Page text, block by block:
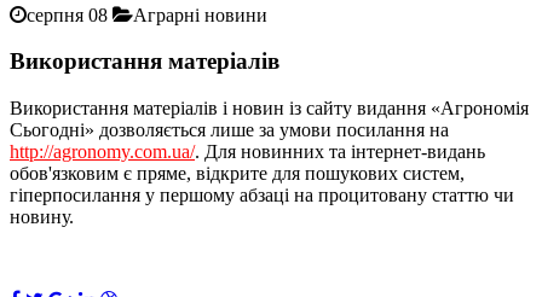
серпня 08 Аграрні новини
Використання матеріалів
Використання матеріалів і новин із сайту видання «Агрономія
Сьогодні» дозволяється лише за умови посилання на
http://agronomy.com.ua/. Для новинних та інтернет-видань
обов'язковим є пряме, відкрите для пошукових систем,
гіперпосилання у першому абзаці на процитовану статтю чи
новину.